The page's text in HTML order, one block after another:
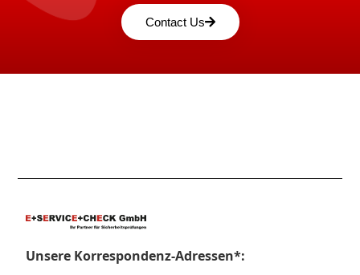
Contact Us
Unsere Korrespondenz-Adressen*: